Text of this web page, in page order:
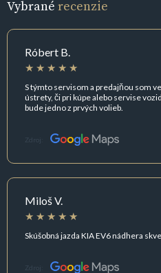
Vybrané recenzie
Róbert B.
S týmto servisom a predajňou som
ústrety, či pri kúpe alebo servise
bude jedno z prvých volieb.
Zdroj:
Miloš V.
Skúšobná jazda KIA EV6 nádhera
Zdroj: